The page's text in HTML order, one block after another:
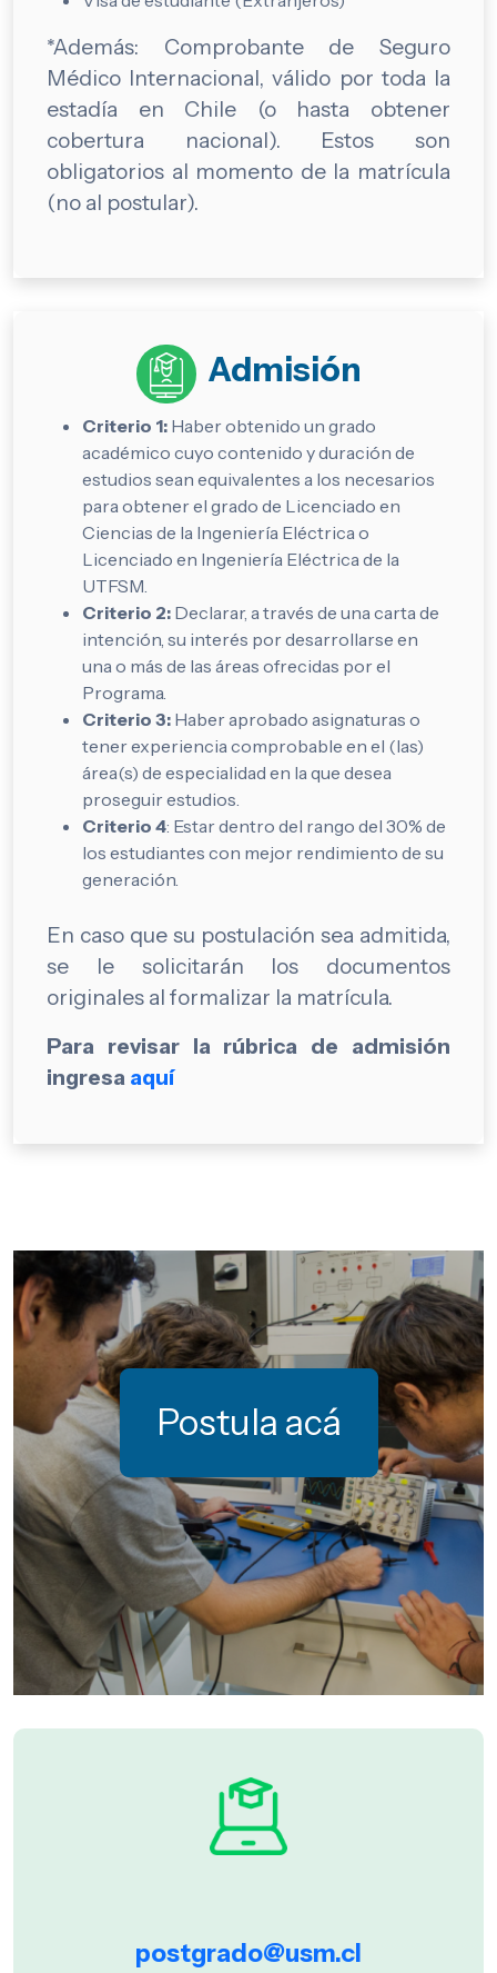
*Además: Comprobante de Seguro
Médico Internacional, válido por toda la
estadía en Chile (o hasta obtener
cobertura nacional). Estos son
obligatorios al momento de la matrícula
(no al postular).
Admisión
Criterio 1: Haber obtenido un grado
académico cuyo contenido y duración de
estudios sean equivalentes a los necesarios
para obtener el grado de Licenciado en
Ciencias de la Ingeniería Eléctrica o
Licenciado en Ingeniería Eléctrica de la
UTFSM.
Criterio 2: Declarar, a través de una carta de
intención, su interés por desarrollarse en
una o más de las áreas ofrecidas por el
Programa.
Criterio 3: Haber aprobado asignaturas o
tener experiencia comprobable en el (las)
área(s) de especialidad en la que desea
proseguir estudios.
Criterio 4: Estar dentro del rango del 30% de
los estudiantes con mejor rendimiento de su
generación.
En caso que su postulación sea admitida,
se le solicitarán los documentos
originales al formalizar la matrícula.
Para revisar la rúbrica de admisión
ingresa aquí
Postula acá
postgrado@usm.cl